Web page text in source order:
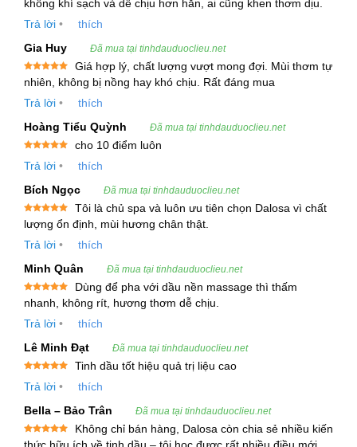
Tên tiếng Anh khác:
Lily of the Valley Essential
Oil
Tên khoa học: Convallaria majalis
Bộ phận chiết xuất:
Nguồn gốc xuất xứ:Ấn Độ, Indonesia và một số
nước Châu Âu.
Quy cách đóng gói:
Bán lẻ: 100ml – 500ml – 1000ml
Bán sỉ:5 lít – 10 lít – 25kg
Lưu ý:Không cung cấp dung tích dưới 100ml
Hạn sử dụng:02 – 03 năm (tùy theo nhà sản
xuất)
Mô tả thực vật học
hạng55
không khí sạch và dễ chịu hơn hẳn, ai cũng khen thơm dịu.
Trả lời •
thích
Gia Huy
Đã mua tại tinhdauduoclieu.net
Được xếp
hạng55
Giá hợp lý, chất lượng vượt mong đợi. Mùi thơm tự
nhiên, không bị nồng hay khó chịu. Rất đáng mua
Trả lời •
thích
Hoàng Tiểu Quỳnh
Đã mua tại tinhdauduoclieu.net
hạng55
cho 10 điểm luôn
Trả lời •
thích
Bích Ngọc
Đã mua tại tinhdauduoclieu.net
Được xếp
hạng55
Tôi là chủ spa và luôn ưu tiên chọn Dalosa vì chất
lượng ổn định, mùi hương chân thật.
Trả lời •
thích
Minh Quân
Đã mua tại tinhdauduoclieu.net
Được xếp
hạng55
Dùng để pha với dầu nền massage thì thấm
nhanh, không rít, hương thơm dễ chịu.
Trả lời •
thích
Lê Minh Đạt
Đã mua tại tinhdauduoclieu.net
hạng55
Tinh dầu tốt hiệu quả trị liệu cao
Trả lời •
thích
Bella – Bảo Trân
Đã mua tại tinhdauduoclieu.net
Được xếp
Không chỉ bán hàng, Dalosa còn chia sẻ nhiều kiến
thức hữu ích về tinh dầu – tôi học được rất nhiều điều mới.